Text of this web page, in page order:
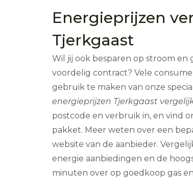
Energieprijzen
Tjerkgaast
Wil jij ook besparen op stroom en
voordelig contract? Vele
gebruik te maken van onze
energieprijzen Tjerkgaast
postcode en verbruik in, en vind
pakket. Meer weten over een
website van de aanbieder.
energie aanbiedingen en de
minuten over op goedkoop gas